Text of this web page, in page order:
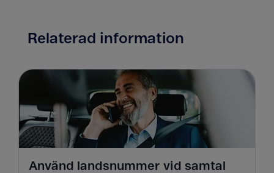
Relaterad information
Använd landsnummer vid samtal